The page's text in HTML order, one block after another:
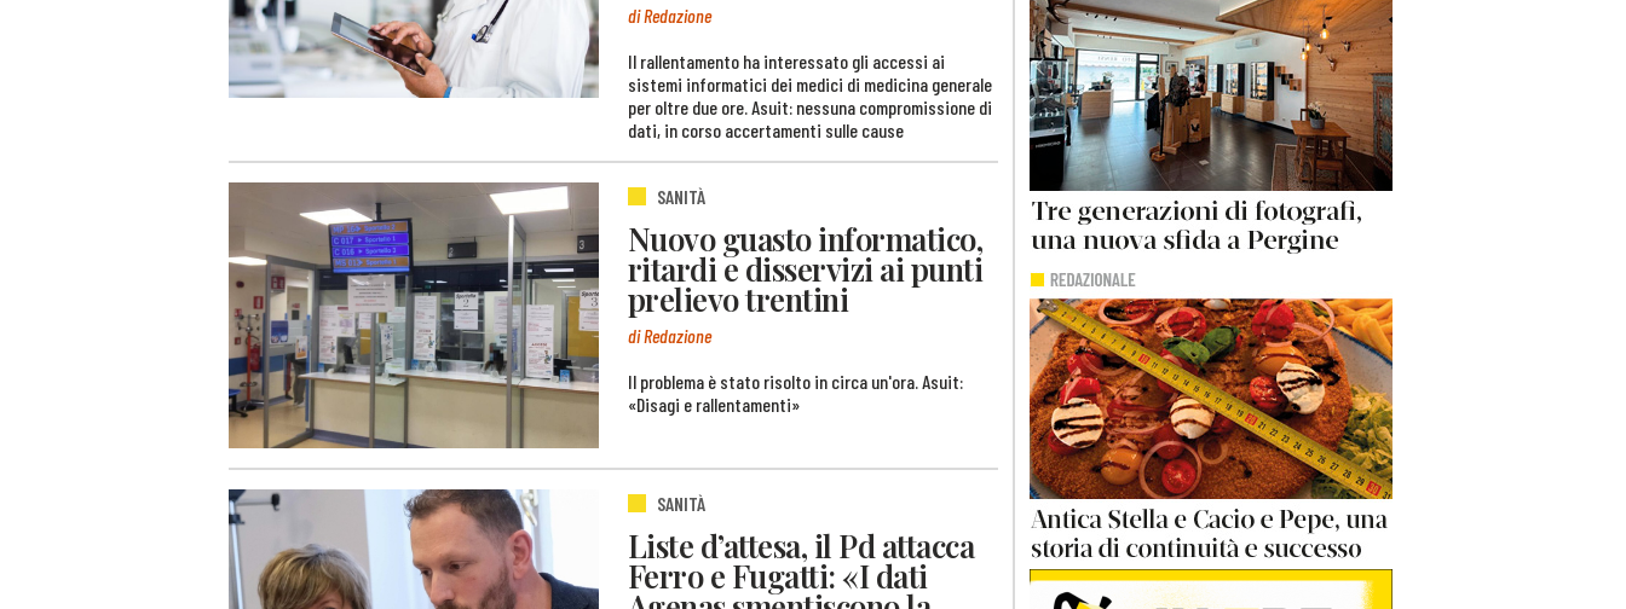
di Redazione
Il rallentamento ha interessato gli accessi ai
sistemi informatici dei medici di medicina generale
per oltre due ore. Asuit: nessuna compromissione di
dati, in corso accertamenti sulle cause
SANITÀ
Nuovo guasto informatico,
ritardi e disservizi ai punti
prelievo trentini
di Redazione
Il problema è stato risolto in circa un'ora. Asuit:
«Disagi e rallentamenti»
SANITÀ
Liste d’attesa, il Pd attacca
Ferro e Fugatti: «I dati